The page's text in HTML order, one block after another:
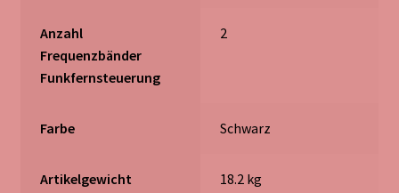
Anzahl
Frequenzbänder
Funkfernsteuerung
‎2
Farbe ‎Schwarz
Artikelgewicht ‎18.2 kg